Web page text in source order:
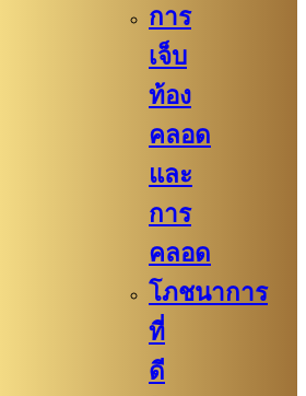
การ
เจ็บ
ท้อง
คลอด
และ
การ
คลอด
โภชนาการ
ที่
ดี